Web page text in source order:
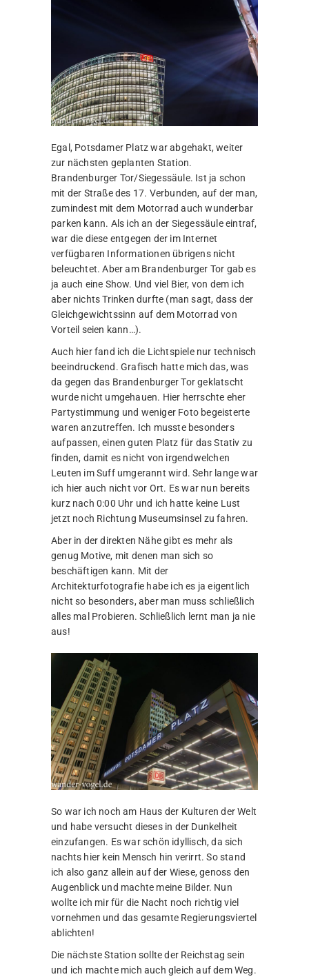
Egal, Potsdamer Platz war abgehakt, weiter
zur nächsten geplanten Station.
Brandenburger Tor/Siegessäule. Ist ja schon
mit der Straße des 17. Verbunden, auf der man,
zumindest mit dem Motorrad auch wunderbar
parken kann. Als ich an der Siegessäule eintraf,
war die diese entgegen der im Internet
verfügbaren Informationen übrigens nicht
beleuchtet. Aber am Brandenburger Tor gab es
ja auch eine Show. Und viel Bier, von dem ich
aber nichts Trinken durfte (man sagt, dass der
Gleichgewichtssinn auf dem Motorrad von
Vorteil seien kann…).
Auch hier fand ich die Lichtspiele nur technisch
beeindruckend. Grafisch hatte mich das, was
da gegen das Brandenburger Tor geklatscht
wurde nicht umgehauen. Hier herrschte eher
Partystimmung und weniger Foto begeisterte
waren anzutreffen. Ich musste besonders
aufpassen, einen guten Platz für das Stativ zu
finden, damit es nicht von irgendwelchen
Leuten im Suff umgerannt wird. Sehr lange war
ich hier auch nicht vor Ort. Es war nun bereits
kurz nach 0:00 Uhr und ich hatte keine Lust
jetzt noch Richtung Museumsinsel zu fahren.
Aber in der direkten Nähe gibt es mehr als
genug Motive, mit denen man sich so
beschäftigen kann. Mit der
Architekturfotografie habe ich es ja eigentlich
nicht so besonders, aber man muss schließlich
alles mal Probieren. Schließlich lernt man ja nie
aus!
So war ich noch am Haus der Kulturen der Welt
und habe versucht dieses in der Dunkelheit
einzufangen. Es war schön idyllisch, da sich
nachts hier kein Mensch hin verirrt. So stand
ich also ganz allein auf der Wiese, genoss den
Augenblick und machte meine Bilder. Nun
wollte ich mir für die Nacht noch richtig viel
vornehmen und das gesamte Regierungsviertel
ablichten!
Die nächste Station sollte der Reichstag sein
und ich machte mich auch gleich auf dem Weg.